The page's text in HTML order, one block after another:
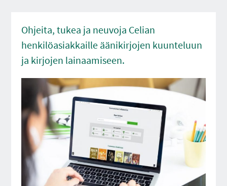
Ohjeita, tukea ja neuvoja Celian
henkilöasiakkaille äänikirjojen kuunteluun
ja kirjojen lainaamiseen.